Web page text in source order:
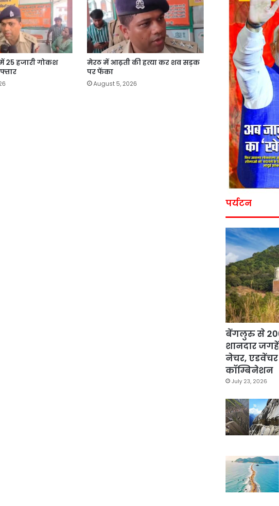
25 हजारी गोकश
मेरठ में आढ़ती की हत्या कर शव सड़क
पर फेंका
August 5, 2026
पर्यटन
बेंगलुरु से
शानदार
नेचर,
कॉम्बिनेशन
July 23, 2026